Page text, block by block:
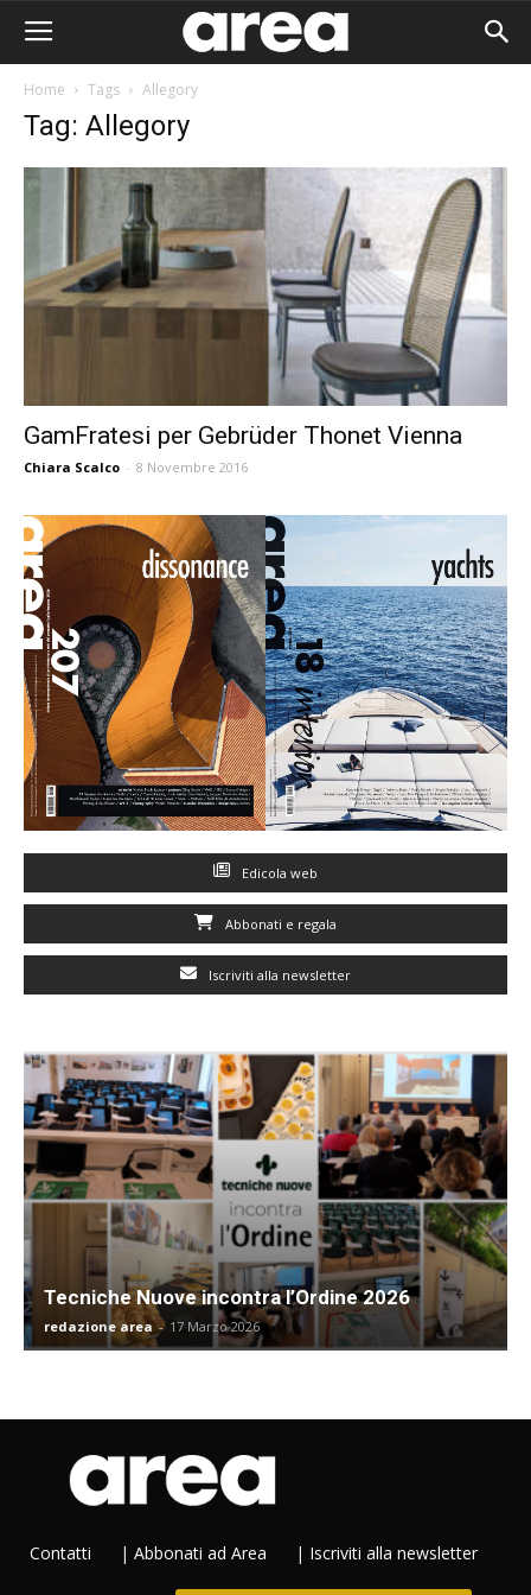
Home Tags Allegory
Tag: Allegory
GamFratesi per Gebrüder Thonet Vienna
Chiara Scalco - 8 Novembre 2016
Edicola web
Abbonati e regala
Iscriviti alla newsletter
Tecniche Nuove incontra l’Ordine 2026
redazione area - 17 Marzo 2026
Contatti | Abbonati ad Area | Iscriviti alla newsletter